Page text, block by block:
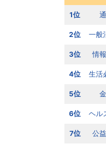
1位
2位 一般
3位 情
4位 生活
5位
6位 ヘル
7位 公